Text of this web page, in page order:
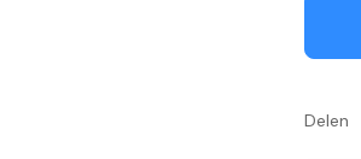
Delen